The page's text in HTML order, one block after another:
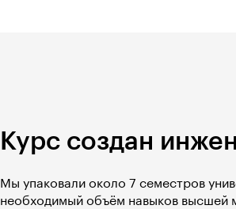
Курс создан
Мы упаковали около 7 семестров
необходимый объём навыков высшей